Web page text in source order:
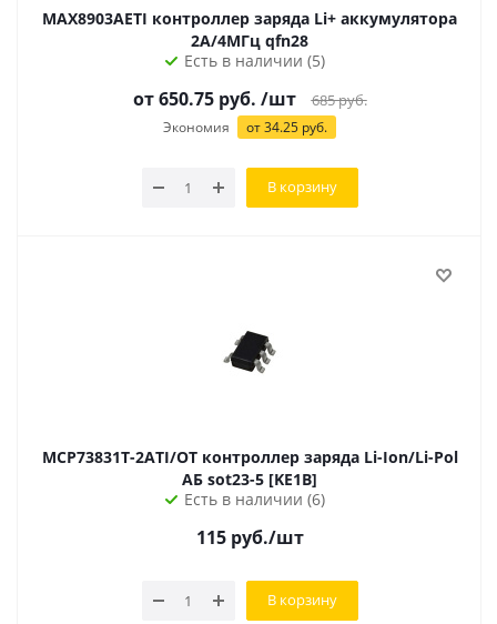
MAX8903AETI контроллер заряда Li+ аккумулятора
2А/4МГц qfn28
Есть в наличии (5)
от650.75руб. /шт 685руб.
Экономия от34.25 руб.
В корзину
MCP73831T-2ATI/OT контроллер заряда Li-Ion/Li-Pol
АБ sot23-5 [KE1B]
Есть в наличии (6)
115руб./шт
В корзину